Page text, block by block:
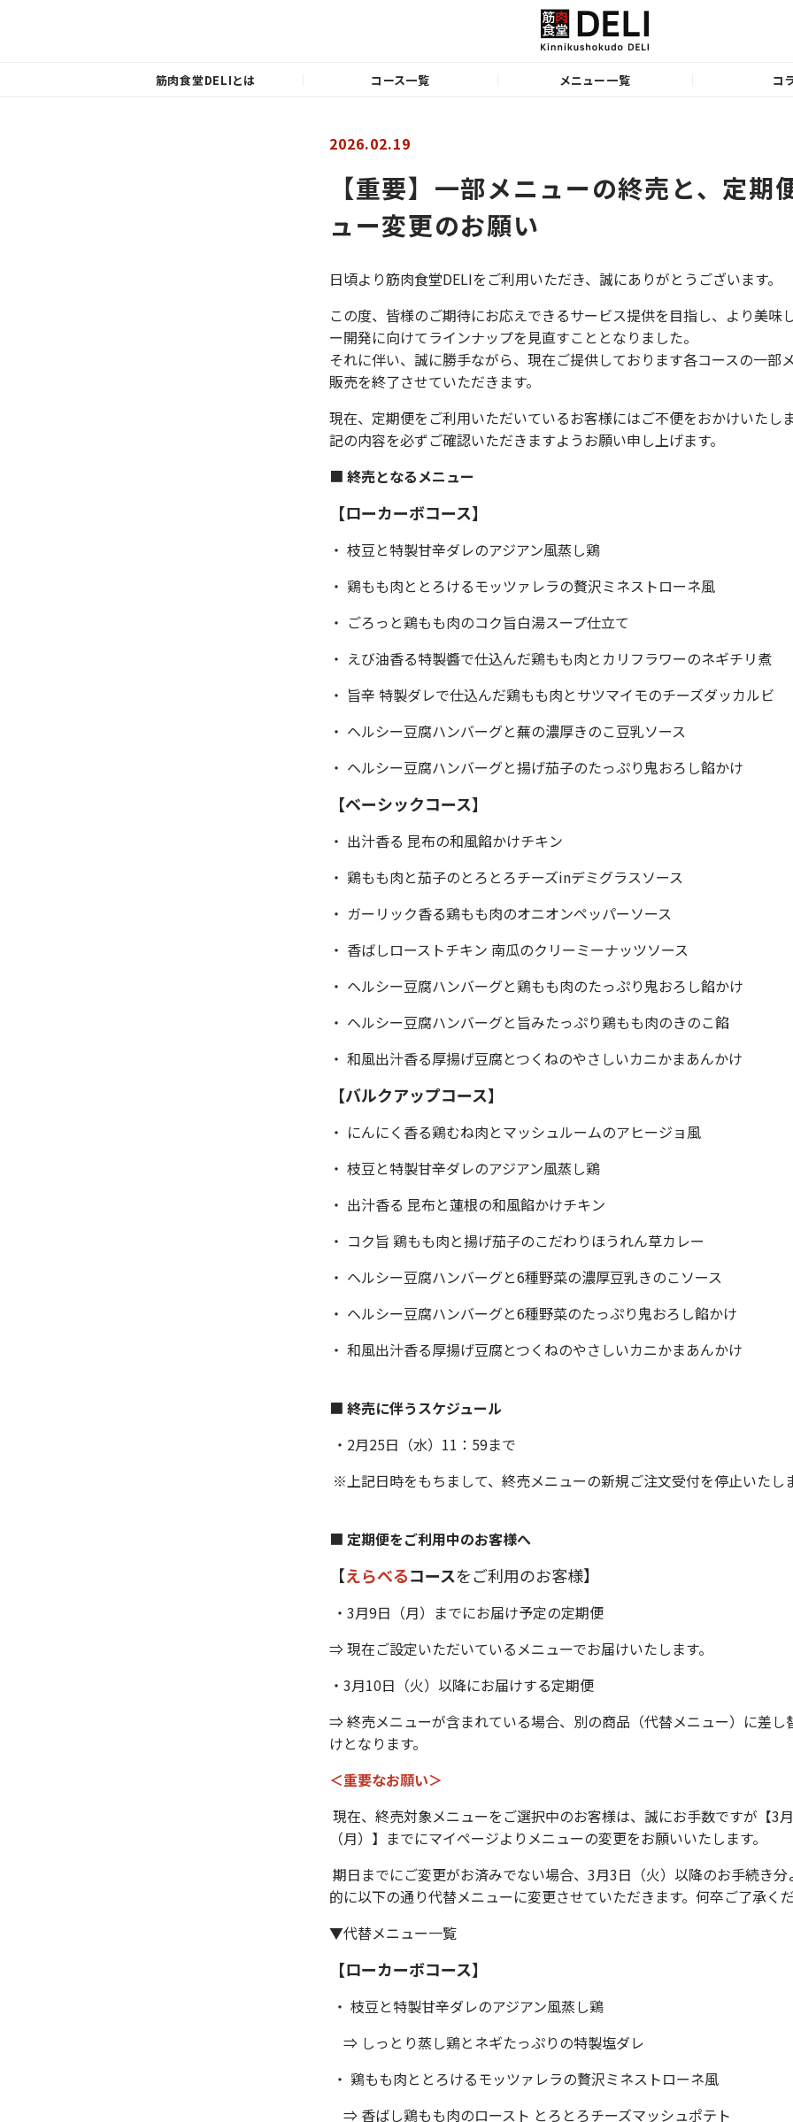
筋肉食堂DELIとは コース一覧 メニュー一覧 コ
2026.02.19
【重要】一部メニューの終売と、定期
ュー変更のお願い
日頃より筋肉食堂DELIをご利用いただき、誠にありがとうございます。
この度、皆様のご期待にお応えできるサービス提供を目指し、より美味
ー開発に向けてラインナップを見直すこととなりました。
それに伴い、誠に勝手ながら、現在ご提供しております各コースの一部
販売を終了させていただきます。
現在、定期便をご利用いただいているお客様にはご不便をおかけいたし
記の内容を必ずご確認いただきますようお願い申し上げます。
■ 終売となるメニュー
【ローカーボコース】
・ 枝豆と特製甘辛ダレのアジアン風蒸し鶏
・ 鶏もも肉ととろけるモッツァレラの贅沢ミネストローネ風
・ ごろっと鶏もも肉のコク旨白湯スープ仕立て
・ えび油香る特製醬で仕込んだ鶏もも肉とカリフラワーのネギチリ煮
・ 旨辛 特製ダレで仕込んだ鶏もも肉とサツマイモのチーズダッカルビ
・ ヘルシー豆腐ハンバーグと蕪の濃厚きのこ豆乳ソース
・ ヘルシー豆腐ハンバーグと揚げ茄子のたっぷり鬼おろし餡かけ
【ベーシックコース】
・ 出汁香る 昆布の和風餡かけチキン
・ 鶏もも肉と茄子のとろとろチーズinデミグラスソース
・ ガーリック香る鶏もも肉のオニオンペッパーソース
・ 香ばしローストチキン 南瓜のクリーミーナッツソース
・ ヘルシー豆腐ハンバーグと鶏もも肉のたっぷり鬼おろし餡かけ
・ ヘルシー豆腐ハンバーグと旨みたっぷり鶏もも肉のきのこ餡
・ 和風出汁香る厚揚げ豆腐とつくねのやさしいカニかまあんかけ
【バルクアップコース】
・ にんにく香る鶏むね肉とマッシュルームのアヒージョ風
・ 枝豆と特製甘辛ダレのアジアン風蒸し鶏
・ 出汁香る 昆布と蓮根の和風餡かけチキン
・ コク旨 鶏もも肉と揚げ茄子のこだわりほうれん草カレー
・ ヘルシー豆腐ハンバーグと6種野菜の濃厚豆乳きのこソース
・ ヘルシー豆腐ハンバーグと6種野菜のたっぷり鬼おろし餡かけ
・ 和風出汁香る厚揚げ豆腐とつくねのやさしいカニかまあんかけ
■ 終売に伴うスケジュール
・2月25日（水）11：59まで
※上記日時をもちまして、終売メニューの新規ご注文受付を停止いたし
■ 定期便をご利用中のお客様へ
【えらべるコースをご利用のお客様】
・3月9日（月）までにお届け予定の定期便
⇒ 現在ご設定いただいているメニューでお届けいたします。
・3月10日（火）以降にお届けする定期便
⇒ 終売メニューが含まれている場合、別の商品（代替メニュー）に差し
けとなります。
＜重要なお願い＞
現在、終売対象メニューをご選択中のお客様は、誠にお手数ですが【3
（月）】までにマイページよりメニューの変更をお願いいたします。
期日までにご変更がお済みでない場合、3月3日（火）以降のお手続き分
的に以下の通り代替メニューに変更させていただきます。何卒ご了承く
▼代替メニュー一覧
【ローカーボコース】
・ 枝豆と特製甘辛ダレのアジアン風蒸し鶏
⇒ しっとり蒸し鶏とネギたっぷりの特製塩ダレ
・ 鶏もも肉ととろけるモッツァレラの贅沢ミネストローネ風
⇒ 香ばし鶏もも肉のロースト とろとろチーズマッシュポテト